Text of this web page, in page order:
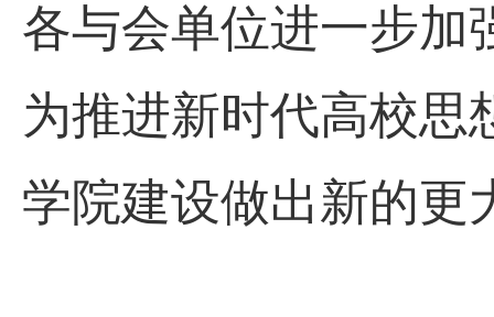
各与会单位进一步加
为推进新时代高校思
学院建设做出新的更